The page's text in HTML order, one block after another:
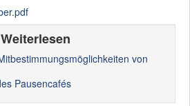
von
Pausencafés